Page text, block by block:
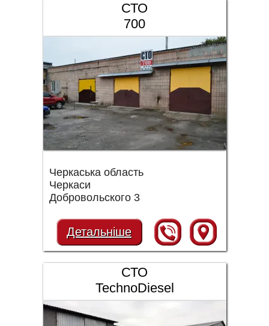
СТО
700
Черкаська область
Черкаси
Добровольского 3
Детальніше
СТО
TechnoDiesel